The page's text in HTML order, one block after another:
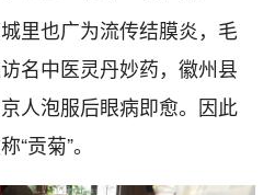
里也广为流传结膜炎， 毛
名中医灵丹妙药，徽州县
人泡服后眼病即愈。因此
贡菊”。